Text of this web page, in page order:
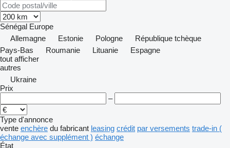
Sénégal Europe
Allemagne
Estonie Pologne
République tchèque
Pays-Bas
Roumanie Lituanie
Espagne
tout afficher
autres
Ukraine
Prix
–
Type d'annonce
vente enchère du fabricant leasing crédit par versements trade-in (
échange avec supplément ) échange
État